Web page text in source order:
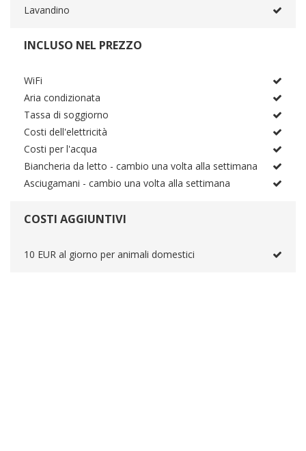
Lavandino
INCLUSO NEL PREZZO
WiFi
Aria condizionata
Tassa di soggiorno
Costi dell'elettricità
Costi per l'acqua
Biancheria da letto - cambio una volta alla settimana
Asciugamani - cambio una volta alla settimana
COSTI AGGIUNTIVI
10 EUR al giorno per animali domestici